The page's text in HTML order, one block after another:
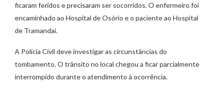
ficaram feridos e precisaram ser socorridos. O enfermeiro foi
encaminhado ao Hospital de Osório e o paciente ao Hospital
de Tramandaí.
A Polícia Civil deve investigar as circunstâncias do
tombamento. O trânsito no local chegou a ficar parcialmente
interrompido durante o atendimento à ocorrência.